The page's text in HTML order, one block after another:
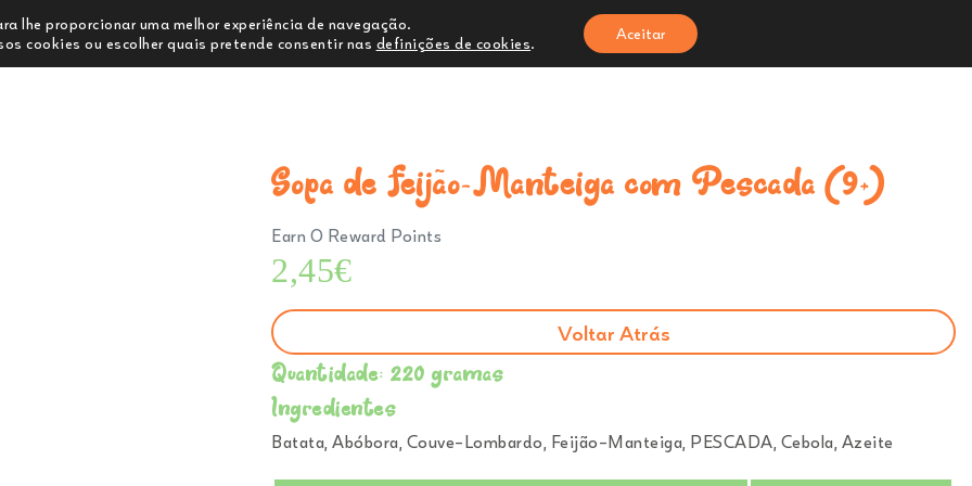
Comprar Ementa Sobre Nós Creches e Infantários Onde Estamos
Sopa de Feijão-Manteiga com Pescada (9+)
Earn 0 Reward Points
2,45€
Voltar Atrás
Quantidade: 220 gramas
Ingredientes
Batata, Abóbora, Couve-Lombardo, Feijão-Manteiga, PESCADA, Cebola, Azeite
lhe proporcionar uma melhor experiência de navegação.
cookies ou escolher quais pretende consentir nas definições de cookies.
Aceitar